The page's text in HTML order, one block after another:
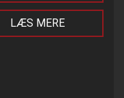
LÆS MERE